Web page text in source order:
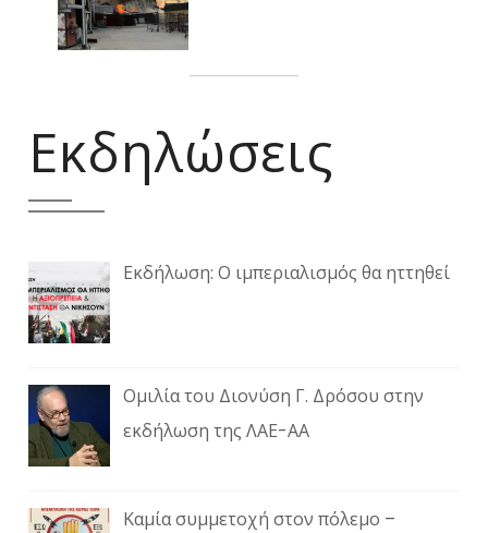
Εκδηλώσεις
Εκδήλωση: Ο ιμπεριαλισμός θα ηττηθεί
Ομιλία του Διονύση Γ. Δρόσου στην
εκδήλωση της ΛΑΕ-ΑΑ
Καμία συμμετοχή στον πόλεμο –